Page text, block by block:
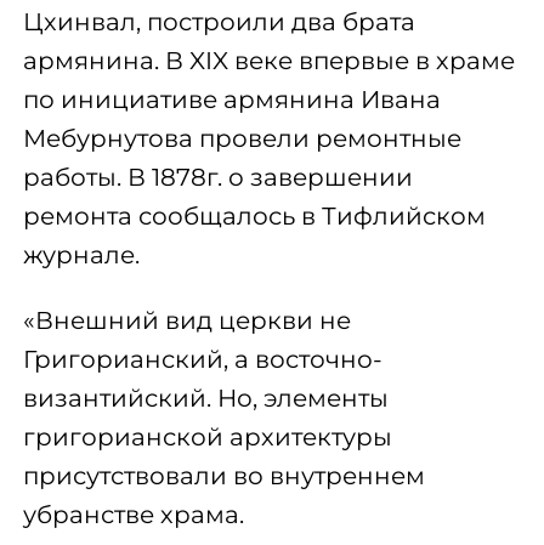
Цхинвал, построили два брата
армянина. В XIX веке впервые в храме
по инициативе армянина Ивана
Мебурнутова провели ремонтные
работы. В 1878г. о завершении
ремонта сообщалось в Тифлийском
журнале.
«Внешний вид церкви не
Григорианский, а восточно-
византийский. Но, элементы
григорианской архитектуры
присутствовали во внутреннем
убранстве храма.